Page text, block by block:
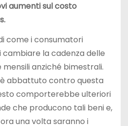
aumenti sul costo
come i consumatori
la cadenza delle
anziché bimestrali.
abbattuto contro questa
comporterebbe ulteriori
che producono tali beni e,
una volta saranno i